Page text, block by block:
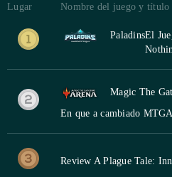
Lugar Nombre del juego y título
PaladinsEl
Magic The
En que a cambiado
Review A Plague Tale: